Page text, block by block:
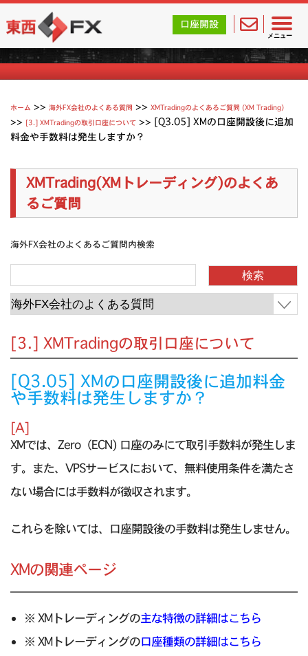
メニュー
東西FX｜海外FX会社（ブローカー）の無料口座開設サポ
口座開設
XMTradingのよくあるご質問
ホーム >>海外FX会社のよくある質問 >>XMTradingのよくあるご質問 (XM Trading）
>> [3.] XMTradingの取引口座について >> [Q3.05] XMの口座開設後に追加
料金や手数料は発生しますか？
XMTrading(XMトレーディング)のよくあ
るご質問
海外FX会社のよくあるご質問内検索
[3.] XMTradingの取引口座について
[Q3.05] XMの口座開設後に追加料金
や手数料は発生しますか？
[A]
XMでは、Zero（ECN) 口座のみにて取引手数料が発生しま
す。また、VPSサービスにおいて、無料使用条件を満たさ
ない場合には手数料が徴収されます。
これらを除いては、口座開設後の手数料は発生しません。
XMの関連ページ
※ XMトレーディングの主な特徴の詳細はこちら
※ XMトレーディングの口座種類の詳細はこちら